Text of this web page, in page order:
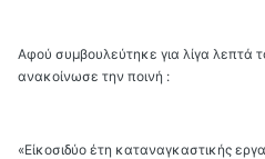
Αφού συμβουλεύτηκε για λίγα λεπτά
ανακοίνωσε την ποινή :
«Είκοσιδύο έτη καταναγκαστικής